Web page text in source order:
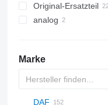
Original-Ersatzteil
analog
Marke
C-series
DAF